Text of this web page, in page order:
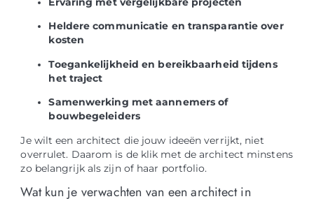
Heldere communicatie en transparantie over
kosten
Toegankelijkheid en bereikbaarheid tijdens
het traject
Samenwerking met aannemers of
bouwbegeleiders
Je wilt een architect die jouw ideeën verrijkt, niet
overrulet. Daarom is de klik met de architect minstens
zo belangrijk als zijn of haar portfolio.
Wat kun je verwachten van een architect in